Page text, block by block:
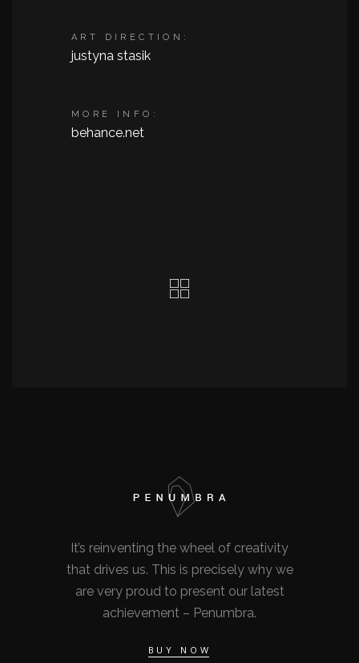
ART DIRECTION:
justyna stasik
MORE INFO:
behance.net
It’s reinventing the wheel of creativity
that drives us. This is precisely why we
are very proud to present our latest
achievement – Penumbra.
BUY NOW